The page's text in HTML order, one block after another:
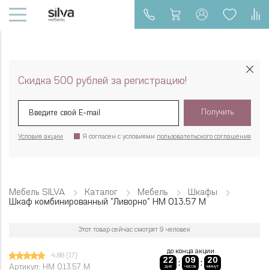
Скидка 500 рублей за регистрацию!
Получить
Я согласен с условиями пользовательского соглашения
Условия акции
Мебель SILVA Каталог Мебель
Шкафы
Шкаф комбинированный "Ливорно" НМ 013.57 М
Артикул: НМ 013.57 М
до конца акции
22
дня : 09
часов : 20
минут
4.88 (17)
Этот товар сейчас смотрят 9 человек